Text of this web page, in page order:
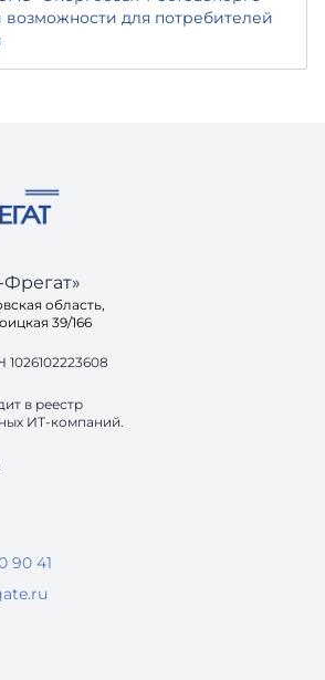
для потребителей
область,
39/166
в реестр
ИТ-компаний.
90 41